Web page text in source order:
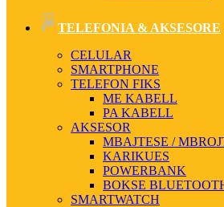
TELEFONIA & AKSESORE
CELULAR
SMARTPHONE
TELEFON FIKS
ME KABELL
PA KABELL
AKSESOR
MBAJTESE /
KARIKUES
POWERBANK
BOKSE
SMARTWATCH